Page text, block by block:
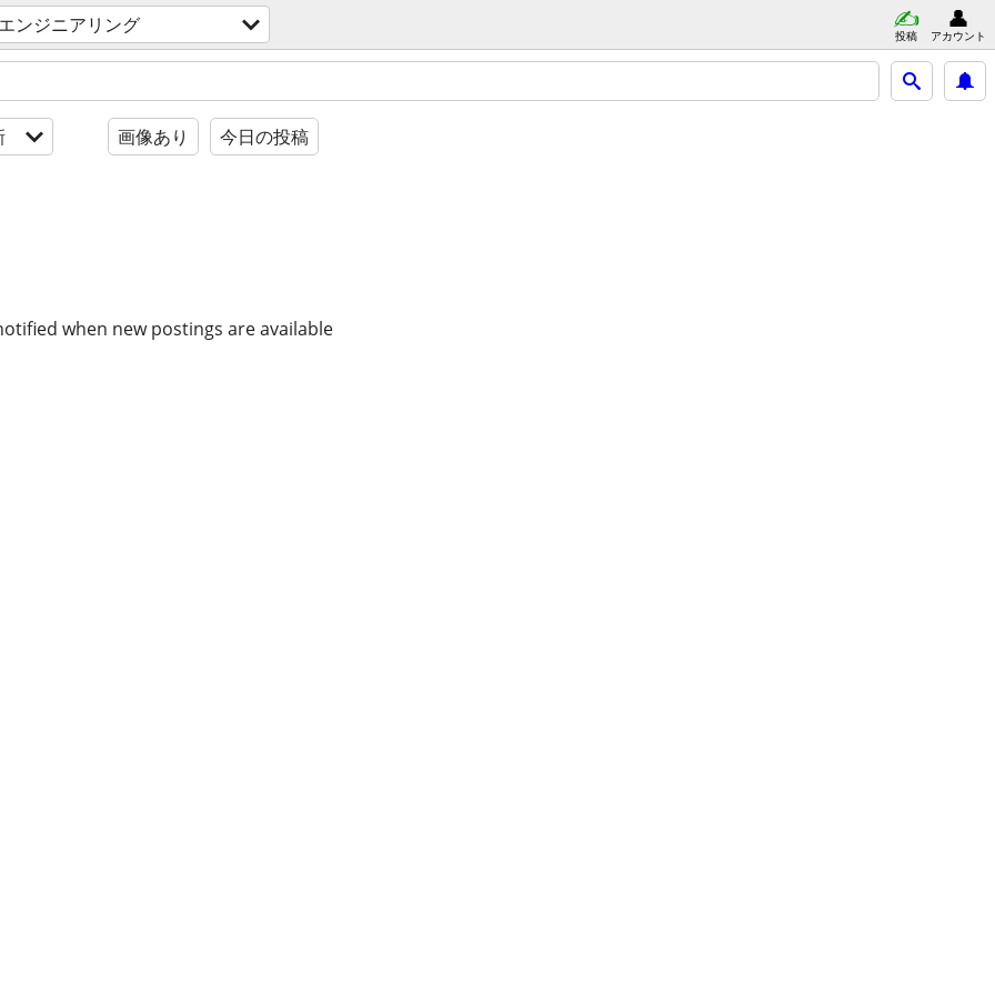
ンジニアリング 投稿 アカウント
画像あり 今日の投稿
when new postings are available